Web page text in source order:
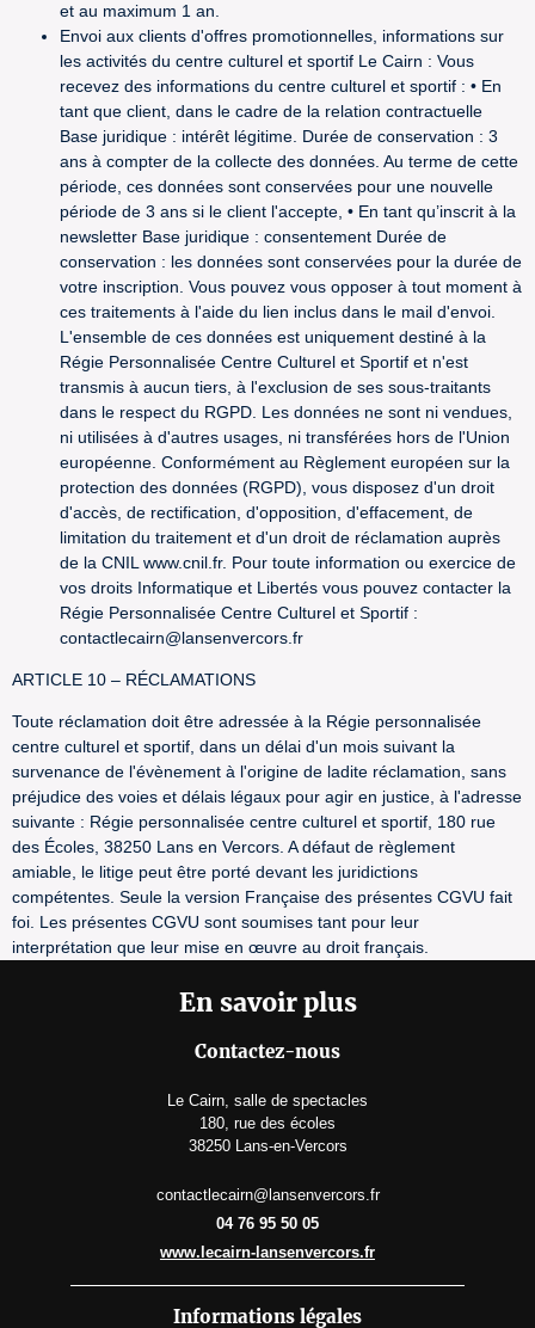
et au maximum 1 an.
Envoi aux clients d'offres promotionnelles, informations sur
les activités du centre culturel et sportif Le Cairn : Vous
recevez des informations du centre culturel et sportif : • En
tant que client, dans le cadre de la relation contractuelle
Base juridique : intérêt légitime. Durée de conservation : 3
ans à compter de la collecte des données. Au terme de cette
période, ces données sont conservées pour une nouvelle
période de 3 ans si le client l'accepte, • En tant qu’inscrit à la
newsletter Base juridique : consentement Durée de
conservation : les données sont conservées pour la durée de
votre inscription. Vous pouvez vous opposer à tout moment à
ces traitements à l'aide du lien inclus dans le mail d'envoi.
L'ensemble de ces données est uniquement destiné à la
Régie Personnalisée Centre Culturel et Sportif et n'est
transmis à aucun tiers, à l'exclusion de ses sous-traitants
dans le respect du RGPD. Les données ne sont ni vendues,
ni utilisées à d'autres usages, ni transférées hors de l'Union
européenne. Conformément au Règlement européen sur la
protection des données (RGPD), vous disposez d'un droit
d'accès, de rectification, d'opposition, d'effacement, de
limitation du traitement et d'un droit de réclamation auprès
de la CNIL www.cnil.fr. Pour toute information ou exercice de
vos droits Informatique et Libertés vous pouvez contacter la
Régie Personnalisée Centre Culturel et Sportif :
contactlecairn@lansenvercors.fr
ARTICLE 10 – RÉCLAMATIONS
Toute réclamation doit être adressée à la Régie personnalisée
centre culturel et sportif, dans un délai d'un mois suivant la
survenance de l'évènement à l'origine de ladite réclamation, sans
préjudice des voies et délais légaux pour agir en justice, à l'adresse
suivante : Régie personnalisée centre culturel et sportif, 180 rue
des Écoles, 38250 Lans en Vercors. A défaut de règlement
amiable, le litige peut être porté devant les juridictions
compétentes. Seule la version Française des présentes CGVU fait
foi. Les présentes CGVU sont soumises tant pour leur
interprétation que leur mise en œuvre au droit français.
En savoir plus
Contactez-nous
Le Cairn, salle de spectacles
180, rue des écoles
38250 Lans-en-Vercors
contactlecairn@lansenvercors.fr
04 76 95 50 05
www.lecairn-lansenvercors.fr
Informations légales